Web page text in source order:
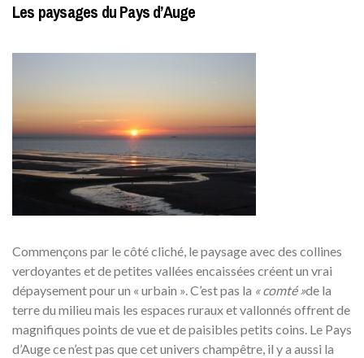
Les paysages du Pays d’Auge
Commençons par le côté cliché, le paysage avec des collines
verdoyantes et de petites vallées encaissées créent un vrai
dépaysement pour un « urbain ». C’est pas la « comté »de la
terre du milieu mais les espaces ruraux et vallonnés offrent de
magnifiques points de vue et de paisibles petits coins. Le Pays
d’Auge ce n’est pas que cet univers champêtre, il y a aussi la